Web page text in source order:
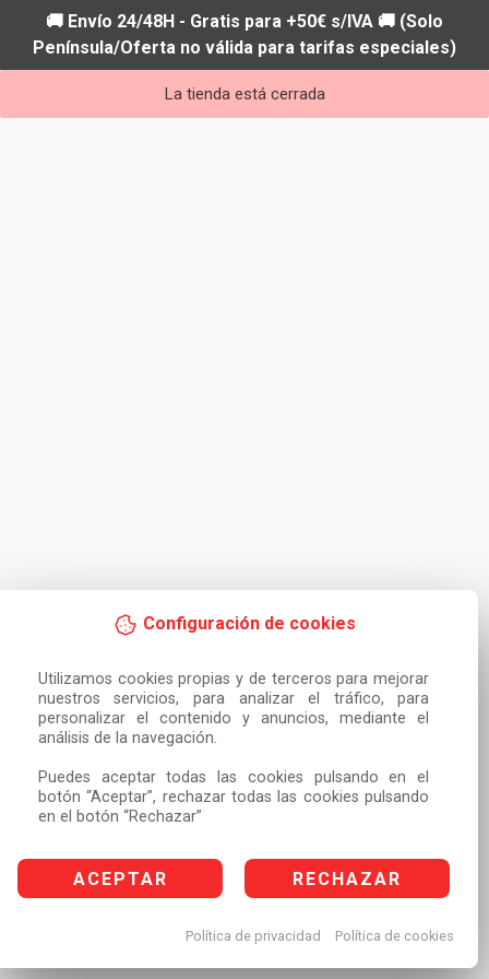
Configuración de cookies
Utilizamos cookies propias y de terceros para mejorar
nuestros servicios, para analizar el tráfico, para
personalizar el contenido y anuncios, mediante el
análisis de la navegación.
Puedes aceptar todas las cookies pulsando en el
botón “Aceptar”, rechazar todas las cookies pulsando
en el botón “Rechazar”
ACEPTAR RECHAZAR
Política de privacidad Política de cookies
🚚 Envío 24/48H - Gratis para +50€ s/IVA 🚚 (Solo
Península/Oferta no válida para tarifas especiales)
La tienda está cerrada